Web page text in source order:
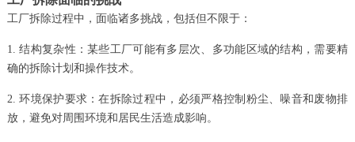
工厂拆除过程中，面临诸多挑战，包括但不限于：
1. 结构复杂性：某些工厂可能有多层次、多功能区域的结构，需要精
确的拆除计划和操作技术。
2. 环境保护要求：在拆除过程中，必须严格控制粉尘、噪音和废物排
放，避免对周围环境和居民生活造成影响。